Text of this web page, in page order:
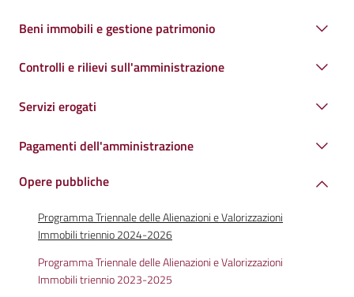
Beni immobili e gestione patrimonio
Controlli e rilievi sull'amministrazione
Servizi erogati
Pagamenti dell'amministrazione
Opere pubbliche
Programma Triennale delle Alienazioni e Valorizzazioni
Immobili triennio 2024-2026
Programma Triennale delle Alienazioni e Valorizzazioni
Immobili triennio 2023-2025